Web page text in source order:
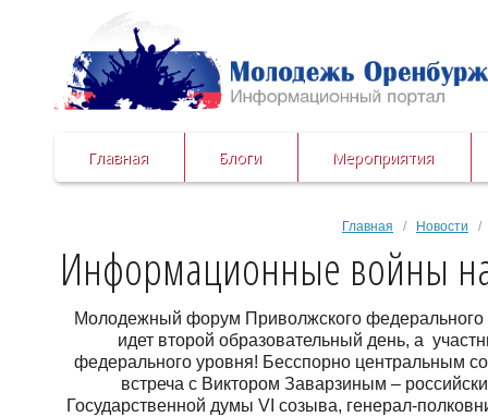
Главная Блоги Мероприятия
Главная / Новости /
Информационные войны
Молодежный форум Приволжского федерального
идет второй образовательный день, а
федерального уровня! Бесспорно центральным
встреча с Виктором Заварзиным –
Государственной думы VI cозыва, генерал-